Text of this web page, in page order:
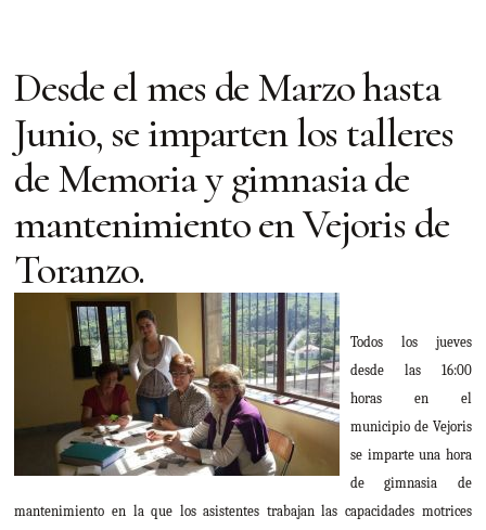
Desde el mes de Marzo hasta
Junio, se imparten los talleres
de Memoria y gimnasia de
mantenimiento en Vejoris de
Toranzo.
Todos los jueves
desde las 16:00
horas en el
municipio de Vejoris
se imparte una hora
de gimnasia de
mantenimiento en la que los asistentes trabajan las capacidades motrices